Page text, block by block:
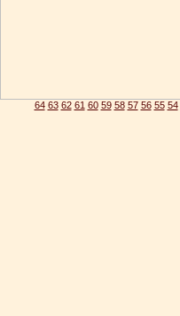
54
55
56
57
58
59
60
61
62
63
64